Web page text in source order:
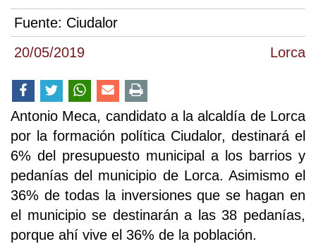
20/05/2019 Lorca
Fuente: Ciudalor
Antonio Meca, candidato a la alcaldía de Lorca
por la formación política Ciudalor, destinará el
6% del presupuesto municipal a los barrios y
pedanías del municipio de Lorca. Asimismo el
36% de todas la inversiones que se hagan en
el municipio se destinarán a las 38 pedanías,
porque ahí vive el 36% de la población.